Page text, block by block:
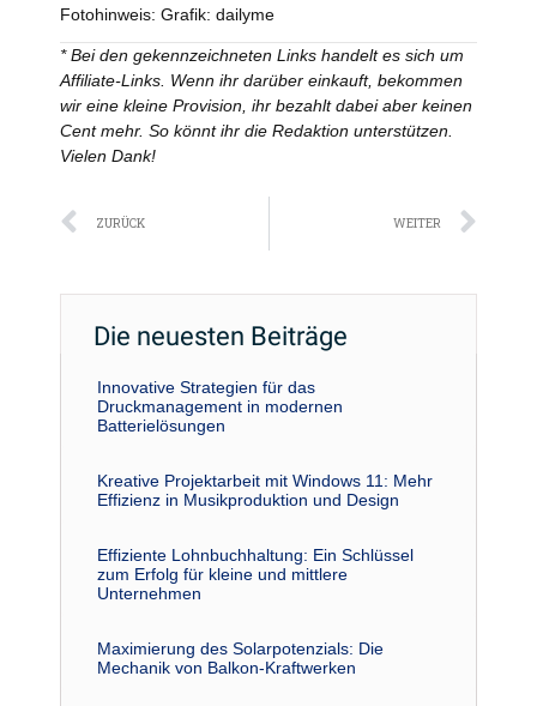
Fotohinweis: Grafik: dailyme
* Bei den gekennzeichneten Links handelt es sich um
Affiliate-Links. Wenn ihr darüber einkauft, bekommen
wir eine kleine Provision, ihr bezahlt dabei aber keinen
Cent mehr. So könnt ihr die Redaktion unterstützen.
Vielen Dank!
Zurück
ZURÜCK WEITER
Die neuesten Beiträge
Innovative Strategien für das
Druckmanagement in modernen
Batterielösungen
Kreative Projektarbeit mit Windows 11: Mehr
Effizienz in Musikproduktion und Design
Effiziente Lohnbuchhaltung: Ein Schlüssel
zum Erfolg für kleine und mittlere
Unternehmen
Maximierung des Solarpotenzials: Die
Mechanik von Balkon-Kraftwerken